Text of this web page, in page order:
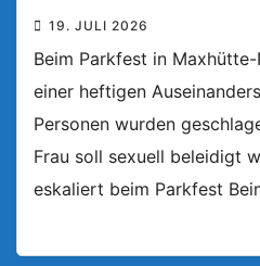
19. JULI 2026
Beim Parkfest in
einer heftigen
Personen wurden
Frau soll sexuell beleidigt
eskaliert beim Parkfest